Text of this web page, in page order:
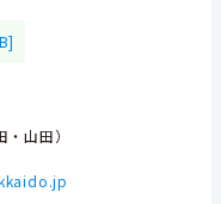
山田）